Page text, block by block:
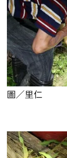
圖／里仁